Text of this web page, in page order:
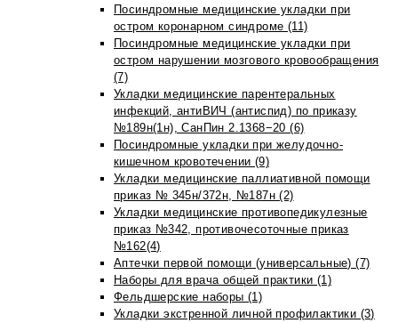
Посиндромные медицинские укладки при
остром коронарном синдроме (11)
Посиндромные медицинские укладки при
остром нарушении мозгового кровообращения
(7)
Укладки медицинские парентеральных
инфекций, антиВИЧ (антиспид) по приказу
№189н(1н), СанПин 2.1368−20 (6)
Посиндромные укладки при желудочно-
кишечном кровотечении (9)
Укладки медицинские паллиативной помощи
приказ № 345н/372н, №187н (2)
Укладки медицинские противопедикулезные
приказ №342, противочесоточные приказ
№162(4)
Аптечки первой помощи (универсальные) (7)
Наборы для врача общей практики (1)
Фельдшерские наборы (1)
Укладки экстренной личной профилактики (3)